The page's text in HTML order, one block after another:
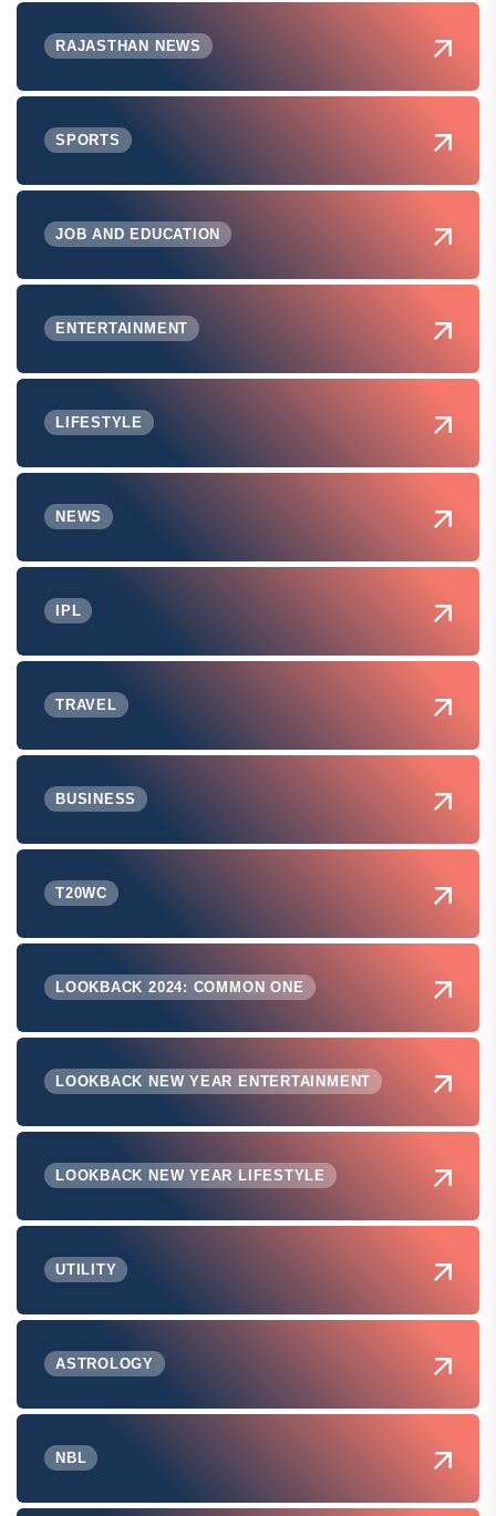
RAJASTHAN NEWS
SPORTS
JOB AND EDUCATION
ENTERTAINMENT
LIFESTYLE
NEWS
IPL
TRAVEL
BUSINESS
T20WC
LOOKBACK 2024: COMMON ONE
LOOKBACK NEW YEAR ENTERTAINMENT
LOOKBACK NEW YEAR LIFESTYLE
UTILITY
ASTROLOGY
NBL